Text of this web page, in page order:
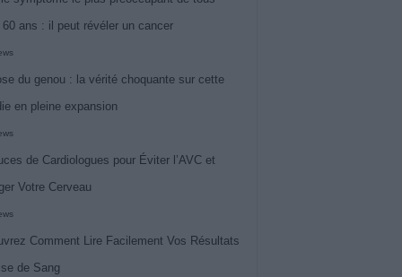
ans : il peut révéler un cancer
du genou : la vérité choquante sur cette
en pleine expansion
de Cardiologues pour Éviter l’AVC et
Votre Cerveau
Comment Lire Facilement Vos Résultats
de Sang